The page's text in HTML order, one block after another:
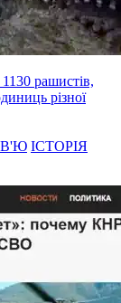
рашистів,
різної
ІСТОРІЯ